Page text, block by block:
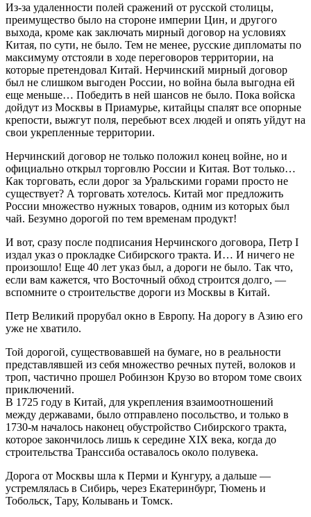
Из-за удаленности полей сражений от русской столицы,
преимущество было на стороне империи Цин, и другого
выхода, кроме как заключать мирный договор на условиях
Китая, по сути, не было. Тем не менее, русские дипломаты по
максимуму отстояли в ходе переговоров территории, на
которые претендовал Китай. Нерчинский мирный договор
был не слишком выгоден России, но война была выгодна ей
еще меньше… Победить в ней шансов не было. Пока войска
дойдут из Москвы в Приамурье, китайцы спалят все опорные
крепости, выжгут поля, перебьют всех людей и опять уйдут на
свои укрепленные территории.
Нерчинский договор не только положил конец войне, но и
официально открыл торговлю России и Китая. Вот только…
Как торговать, если дорог за Уральскими горами просто не
существует? А торговать хотелось. Китай мог предложить
России множество нужных товаров, одним из которых был
чай. Безумно дорогой по тем временам продукт!
И вот, сразу после подписания Нерчинского договора, Петр I
издал указ о прокладке Сибирского тракта. И… И ничего не
произошло! Еще 40 лет указ был, а дороги не было. Так что,
если вам кажется, что Восточный обход строится долго, —
вспомните о строительстве дороги из Москвы в Китай.
Петр Великий прорубал окно в Европу. На дорогу в Азию его
уже не хватило.
Той дорогой, существовавшей на бумаге, но в реальности
представлявшей из себя множество речных путей, волоков и
троп, частично прошел Робинзон Крузо во втором томе своих
приключений.
В 1725 году в Китай, для укрепления взаимоотношений
между державами, было отправлено посольство, и только в
1730-м началось наконец обустройство Сибирского тракта,
которое закончилось лишь к середине XIX века, когда до
строительства Транссиба оставалось около полувека.
Дорога от Москвы шла к Перми и Кунгуру, а дальше —
устремлялась в Сибирь, через Екатеринбург, Тюмень и
Тобольск, Тару, Колывань и Томск.